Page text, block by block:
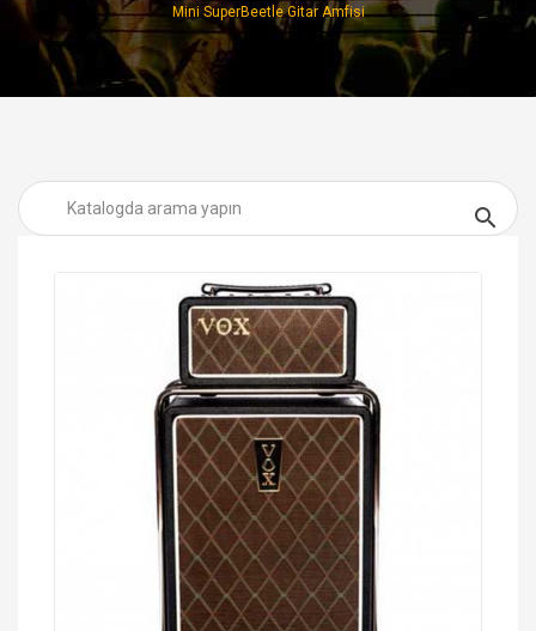
Mini SuperBeetle Gitar Amfisi
